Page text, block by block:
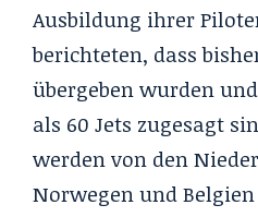
Ausbildung ihrer
berichteten, dass
übergeben wurden
als 60 Jets zugesagt
werden von den
Norwegen und